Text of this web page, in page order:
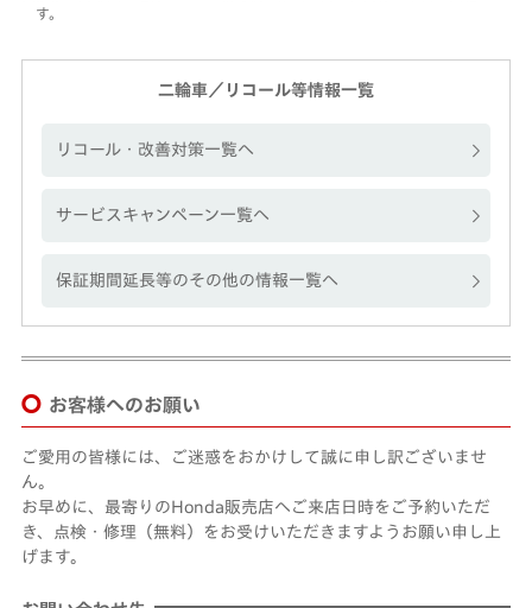
す。
二輪車／リコール等情報一覧
リコール・改善対策一覧へ
サービスキャンペーン一覧へ
保証期間延長等のその他の情報一覧へ
お客様へのお願い
ご愛用の皆様には、ご迷惑をおかけして誠に申し訳ございませ
ん。
お早めに、最寄りのHonda販売店へご来店日時をご予約いただ
き、点検・修理（無料）をお受けいただきますようお願い申し上
げます。